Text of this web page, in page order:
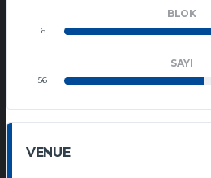
BLOK
6
SAYI
56
VENUE